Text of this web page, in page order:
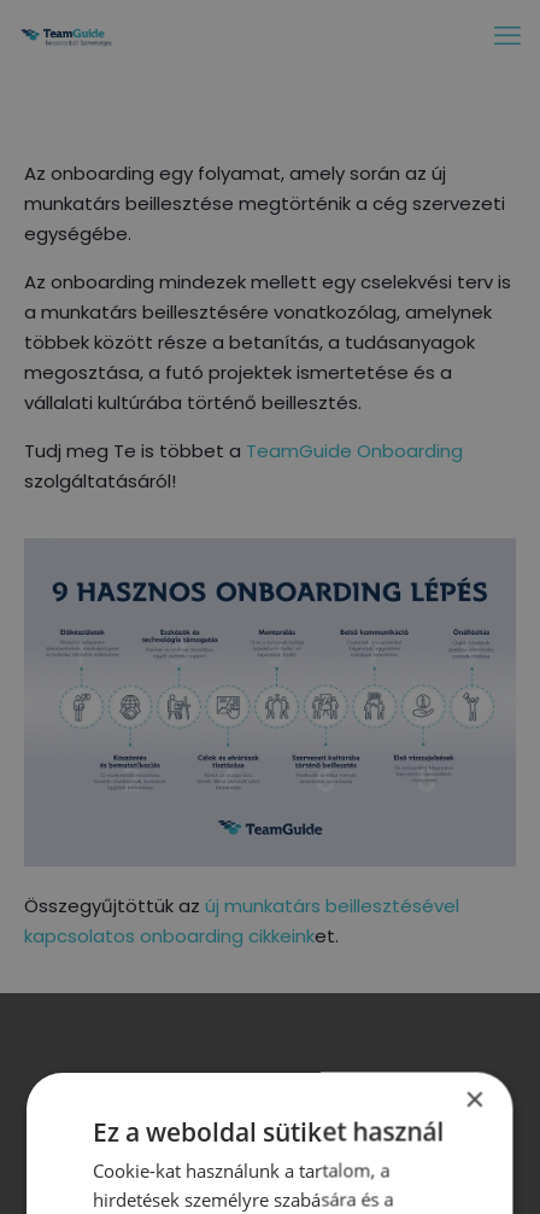
Az onboarding egy folyamat, amely során az új
munkatárs beillesztése megtörténik a cég szervezeti
egységébe.
Az onboarding mindezek mellett egy cselekvési terv is
a munkatárs beillesztésére vonatkozólag, amelynek
többek között része a betanítás, a tudásanyagok
megosztása, a futó projektek ismertetése és a
vállalati kultúrába történő beillesztés.
Tudj meg Te is többet a TeamGuide Onboarding
szolgáltatásáról!
Összegyűjtöttük az új munkatárs beillesztésével
kapcsolatos onboarding cikkeinket.
Legfontosabb oldalak:
Szervezetfejlesztés
×
Ez a weboldal sütiket használ
Cookie-kat használunk a tartalom, a
hirdetések személyre szabására és a